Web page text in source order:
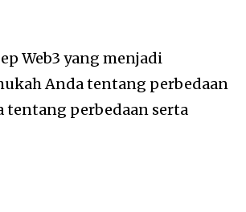
Web3 yang menjadi
Anda tentang perbedaan
tentang perbedaan serta